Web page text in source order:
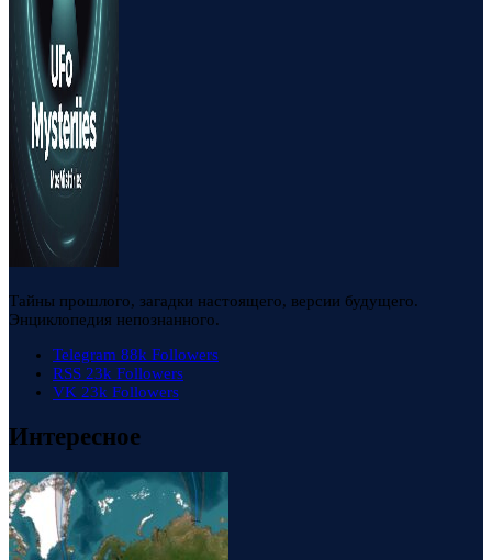
Тайны прошлого, загадки настоящего, версии будущего.
Энциклопедия непознанного.
Telegram 88k Followers
RSS 23k Followers
VK 23k Followers
Интересное